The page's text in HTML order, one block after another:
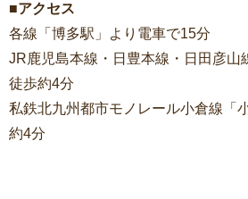
■アクセス
各線「博多駅」より電車で15分
JR鹿児島本線・日豊本線・日田彦山
徒歩約4分
私鉄北九州都市モノレール小倉線「
約4分